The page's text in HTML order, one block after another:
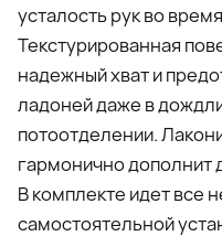
усталость рук во
Текстурированная
надежный хват и
ладоней даже в
потоотделении.
гармонично дополнит
В комплекте идет все
самостоятельной